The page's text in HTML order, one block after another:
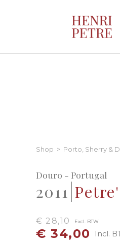
Shop > Porto, Sherry &
Douro - Portugal
2011
€ 28,10 Excl. BTW
€ 34,00 Incl.